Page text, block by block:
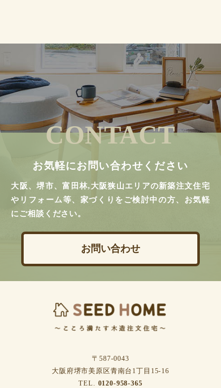
CONTACT
お気軽にお問い合わせください
大阪、堺市、富田林,大阪狭山エリアの新築注文住宅
やリフォーム等、家づくりをご検討中の方、お気軽
にご相談ください。
お問い合わせ
〒587-0043
⼤阪府堺市美原区⻘南台1丁⽬15-16
TEL. 0120-958-365